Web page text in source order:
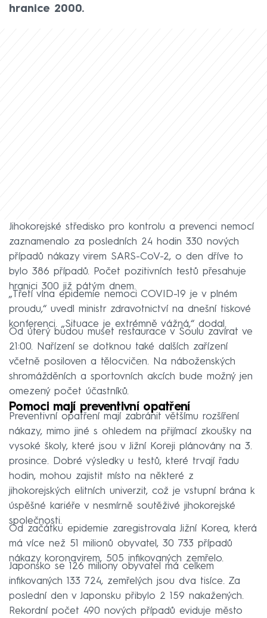
hranice 2000.
Jihokorejské středisko pro kontrolu a prevenci nemocí
zaznamenalo za posledních 24 hodin 330 nových
případů nákazy virem SARS-CoV-2, o den dříve to
bylo 386 případů. Počet pozitivních testů přesahuje
hranici 300 již pátým dnem.
„Třetí vlna epidemie nemoci COVID-19 je v plném
proudu,“ uvedl ministr zdravotnictví na dnešní tiskové
konferenci. „Situace je extrémně vážná,“ dodal.
Od úterý budou muset restaurace v Soulu zavírat ve
21:00. Nařízení se dotknou také dalších zařízení
včetně posiloven a tělocvičen. Na náboženských
shromážděních a sportovních akcích bude možný jen
omezený počet účastníků.
Pomoci mají preventivní opatření
Preventivní opatření mají zabránit většímu rozšíření
nákazy, mimo jiné s ohledem na přijímací zkoušky na
vysoké školy, které jsou v Jižní Koreji plánovány na 3.
prosince. Dobré výsledky u testů, které trvají řadu
hodin, mohou zajistit místo na některé z
jihokorejských elitních univerzit, což je vstupní brána k
úspěšné kariéře v nesmírně soutěživé jihokorejské
společnosti.
Od začátku epidemie zaregistrovala Jižní Korea, která
má více než 51 milionů obyvatel, 30 733 případů
nákazy koronavirem, 505 infikovaných zemřelo.
Japonsko se 126 miliony obyvatel má celkem
infikovaných 133 724, zemřelých jsou dva tisíce. Za
poslední den v Japonsku přibylo 2 159 nakažených.
Rekordní počet 490 nových případů eviduje město